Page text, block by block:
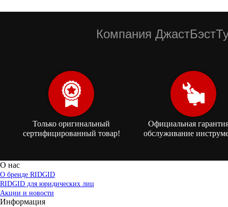
Компания
Только оригинальный
сертифицированный товар!
Официальная
обслуживание
О нас
О бренде RIDGID
RIDGID для юридических лиц
Акции и новости
Информация